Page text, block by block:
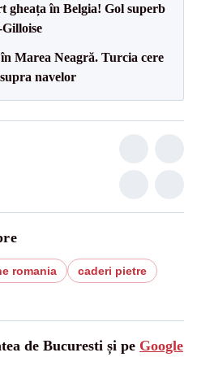
gheața în Belgia! Gol superb
Marea Neagră. Turcia cere
navelor
romania
caderi pietre
de Bucuresti și pe Google